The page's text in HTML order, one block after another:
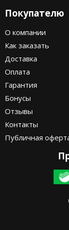
Покупателю
О компании
Как заказать
Доставка
Оплата
Гарантия
Бонусы
Отзывы
Контакты
Публичная